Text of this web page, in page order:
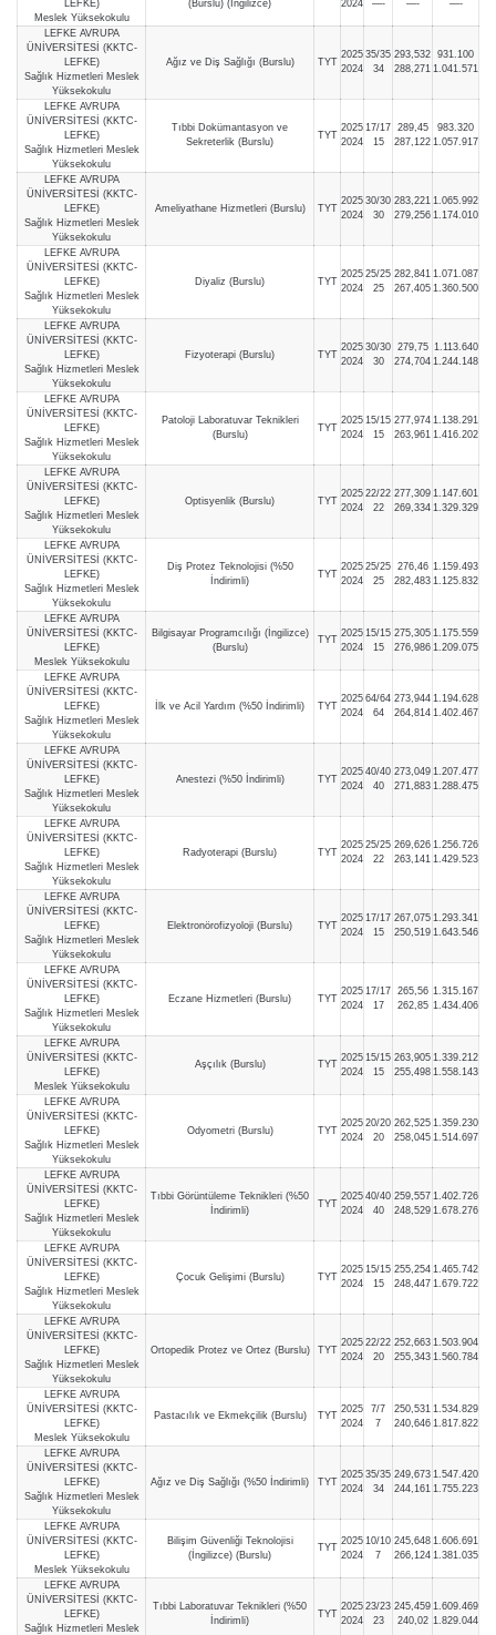
LEFKE)
Meslek Yüksekokulu
(Burslu) (İngilizce) 2024 —- —- —-
LEFKE AVRUPA
ÜNİVERSİTESİ (KKTC-
LEFKE)
Sağlık Hizmetleri Meslek
Yüksekokulu
Ağız ve Diş Sağlığı (Burslu) TYT
2025
2024
35/35
34
293,532
288,271
931.100
1.041.571
LEFKE AVRUPA
ÜNİVERSİTESİ (KKTC-
LEFKE)
Sağlık Hizmetleri Meslek
Yüksekokulu
Tıbbi Dokümantasyon ve
Sekreterlik (Burslu)
TYT
2025
2024
17/17
15
289,45
287,122
983.320
1.057.917
LEFKE AVRUPA
ÜNİVERSİTESİ (KKTC-
LEFKE)
Sağlık Hizmetleri Meslek
Yüksekokulu
Ameliyathane Hizmetleri (Burslu) TYT
2025
2024
30/30
30
283,221
279,256
1.065.992
1.174.010
LEFKE AVRUPA
ÜNİVERSİTESİ (KKTC-
LEFKE)
Sağlık Hizmetleri Meslek
Yüksekokulu
Diyaliz (Burslu) TYT
2025
2024
25/25
25
282,841
267,405
1.071.087
1.360.500
LEFKE AVRUPA
ÜNİVERSİTESİ (KKTC-
LEFKE)
Sağlık Hizmetleri Meslek
Yüksekokulu
Fizyoterapi (Burslu) TYT
2025
2024
30/30
30
279,75
274,704
1.113.640
1.244.148
LEFKE AVRUPA
ÜNİVERSİTESİ (KKTC-
LEFKE)
Sağlık Hizmetleri Meslek
Yüksekokulu
Patoloji Laboratuvar Teknikleri
(Burslu)
TYT
2025
2024
15/15
15
277,974
263,961
1.138.291
1.416.202
LEFKE AVRUPA
ÜNİVERSİTESİ (KKTC-
LEFKE)
Sağlık Hizmetleri Meslek
Yüksekokulu
Optisyenlik (Burslu) TYT
2025
2024
22/22
22
277,309
269,334
1.147.601
1.329.329
LEFKE AVRUPA
ÜNİVERSİTESİ (KKTC-
LEFKE)
Sağlık Hizmetleri Meslek
Yüksekokulu
Diş Protez Teknolojisi (%50
İndirimli)
TYT
2025
2024
25/25
25
276,46
282,483
1.159.493
1.125.832
LEFKE AVRUPA
ÜNİVERSİTESİ (KKTC-
LEFKE)
Meslek Yüksekokulu
Bilgisayar Programcılığı (İngilizce)
(Burslu)
TYT
2025
2024
15/15
15
275,305
276,986
1.175.559
1.209.075
LEFKE AVRUPA
ÜNİVERSİTESİ (KKTC-
LEFKE)
Sağlık Hizmetleri Meslek
Yüksekokulu
İlk ve Acil Yardım (%50 İndirimli) TYT
2025
2024
64/64
64
273,944
264,814
1.194.628
1.402.467
LEFKE AVRUPA
ÜNİVERSİTESİ (KKTC-
LEFKE)
Sağlık Hizmetleri Meslek
Yüksekokulu
Anestezi (%50 İndirimli) TYT
2025
2024
40/40
40
273,049
271,883
1.207.477
1.288.475
LEFKE AVRUPA
ÜNİVERSİTESİ (KKTC-
LEFKE)
Sağlık Hizmetleri Meslek
Yüksekokulu
Radyoterapi (Burslu) TYT
2025
2024
25/25
22
269,626
263,141
1.256.726
1.429.523
LEFKE AVRUPA
ÜNİVERSİTESİ (KKTC-
LEFKE)
Sağlık Hizmetleri Meslek
Yüksekokulu
Elektronörofizyoloji (Burslu) TYT
2025
2024
17/17
15
267,075
250,519
1.293.341
1.643.546
LEFKE AVRUPA
ÜNİVERSİTESİ (KKTC-
LEFKE)
Sağlık Hizmetleri Meslek
Yüksekokulu
Eczane Hizmetleri (Burslu) TYT
2025
2024
17/17
17
265,56
262,85
1.315.167
1.434.406
LEFKE AVRUPA
ÜNİVERSİTESİ (KKTC-
LEFKE)
Meslek Yüksekokulu
Aşçılık (Burslu) TYT
2025
2024
15/15
15
263,905
255,498
1.339.212
1.558.143
LEFKE AVRUPA
ÜNİVERSİTESİ (KKTC-
LEFKE)
Sağlık Hizmetleri Meslek
Yüksekokulu
Odyometri (Burslu) TYT
2025
2024
20/20
20
262,525
258,045
1.359.230
1.514.697
LEFKE AVRUPA
ÜNİVERSİTESİ (KKTC-
LEFKE)
Sağlık Hizmetleri Meslek
Yüksekokulu
Tıbbi Görüntüleme Teknikleri (%50
İndirimli)
TYT
2025
2024
40/40
40
259,557
248,529
1.402.726
1.678.276
LEFKE AVRUPA
ÜNİVERSİTESİ (KKTC-
LEFKE)
Sağlık Hizmetleri Meslek
Yüksekokulu
Çocuk Gelişimi (Burslu) TYT
2025
2024
15/15
15
255,254
248,447
1.465.742
1.679.722
LEFKE AVRUPA
ÜNİVERSİTESİ (KKTC-
LEFKE)
Sağlık Hizmetleri Meslek
Yüksekokulu
Ortopedik Protez ve Ortez (Burslu) TYT
2025
2024
22/22
20
252,663
255,343
1.503.904
1.560.784
LEFKE AVRUPA
ÜNİVERSİTESİ (KKTC-
LEFKE)
Meslek Yüksekokulu
Pastacılık ve Ekmekçilik (Burslu) TYT
2025
2024
7/7
7
250,531
240,646
1.534.829
1.817.822
LEFKE AVRUPA
ÜNİVERSİTESİ (KKTC-
LEFKE)
Sağlık Hizmetleri Meslek
Yüksekokulu
Ağız ve Diş Sağlığı (%50 İndirimli) TYT
2025
2024
35/35
34
249,673
244,161
1.547.420
1.755.223
LEFKE AVRUPA
ÜNİVERSİTESİ (KKTC-
LEFKE)
Meslek Yüksekokulu
Bilişim Güvenliği Teknolojisi
(İngilizce) (Burslu)
TYT
2025
2024
10/10
7
245,648
266,124
1.606.691
1.381.035
LEFKE AVRUPA
ÜNİVERSİTESİ (KKTC-
LEFKE)
Sağlık Hizmetleri Meslek
Tıbbi Laboratuvar Teknikleri (%50
İndirimli)
TYT
2025
2024
23/23
23
245,459
240,02
1.609.469
1.829.044